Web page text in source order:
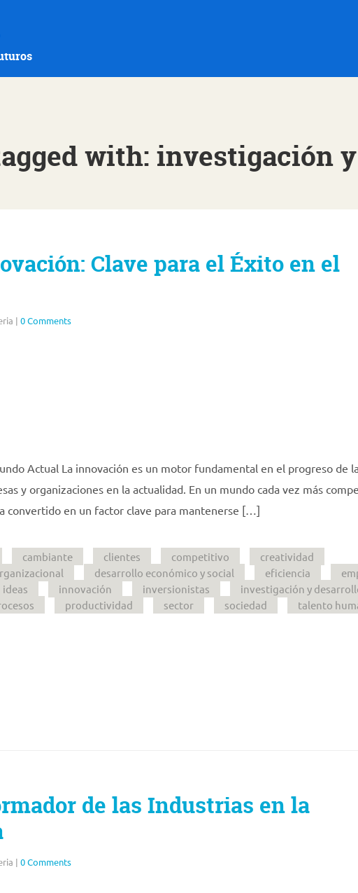
with: investigación
Clave para el Éxito en el
| 0 Comments
Actual La innovación es un motor fundamental en el progreso de
y organizaciones en la actualidad. En un mundo cada vez más
convertido en un factor clave para mantenerse […]
cambiante clientes competitivo
creatividad
desarrollo económico y social eficiencia
ideas innovación inversionistas
investigación y
productividad sector sociedad
talento
de las Industrias en la
| 0 Comments